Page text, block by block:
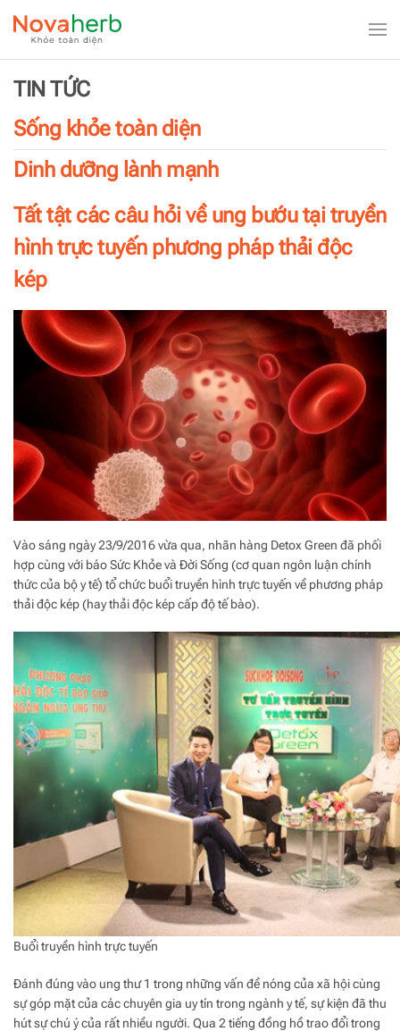
Skip to main content
TIN TỨC
Sống khỏe toàn diện
Dinh dưỡng lành mạnh
Tất tật các câu hỏi về ung bướu tại truyền
hình trực tuyến phương pháp thải độc
kép
Vào sáng ngày 23/9/2016 vừa qua, nhãn hàng Detox Green đã phối
hợp cùng với báo Sức Khỏe và Đời Sống (cơ quan ngôn luận chính
thức của bộ y tế) tổ chức buổi truyền hình trực tuyến về phương pháp
thải độc kép (hay thải độc kép cấp độ tế bào).
Buổi truyền hình trực tuyến
Đánh đúng vào ung thư 1 trong những vấn đề nóng của xã hội cùng
sự góp mặt của các chuyên gia uy tín trong ngành y tế, sự kiện đã thu
hút sự chú ý của rất nhiều người. Qua 2 tiếng đồng hồ trao đổi trong